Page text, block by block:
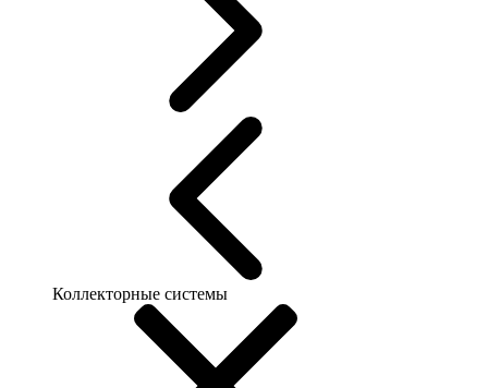
Коллекторные системы